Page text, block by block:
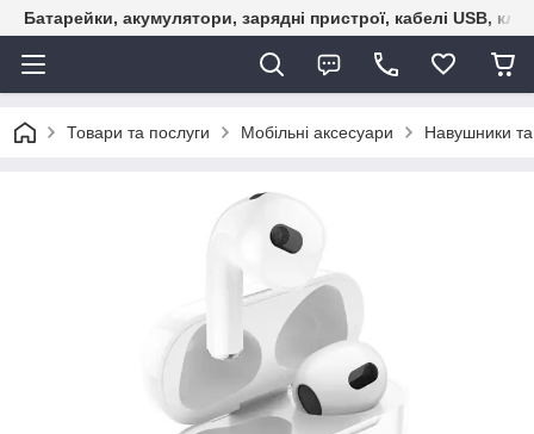
Батарейки, акумулятори, зарядні пристрої, кабелі USB,
Товари та послуги Мобільні аксесуари Навушники та